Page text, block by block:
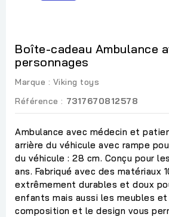
Boîte-cadeau Ambulance
personnages
Marque : Viking toys
Référence : 7317670812578
Ambulance avec médecin et
arrière du véhicule avec rampe
du véhicule : 28 cm. Conçu pour
ans. Fabriqué avec des matériaux
extrêmement durables et doux
enfants mais aussi les meubles
composition et le design vous